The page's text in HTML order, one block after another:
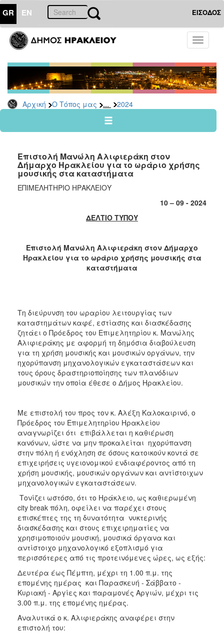
GR EN ΕΙΣΟΔΟΣ
Toggle
Αρχική Ο Τόπος μας ... 2024
ΤΟΠΟΣ
ΜΑΣ
Ανακοινώσεις
Αρχείο
2026
2024
2022
2021
2020
2016
ΔΗΜΟΣ
ΠΟΛΙΤΙΣΜΟΣ
Επιστολή Μανώλη Αλιφιεράκη στον
Δήμαρχο Ηρακλείου για το ωράριο χρήσης
μουσικής στα καταστήματα
ΕΠΙΜΕΛΗΤΗΡΙΟ ΗΡΑΚΛΕΙΟΥ
10 – 09 - 2024
ΔΕΛΤΙΟ ΤΥΠΟΥ
Επιστολή Μανώλη Αλιφιεράκη στον Δήμαρχο
Ηρακλείου για το ωράριο χρήσης μουσικής στα
καταστήματα
Τη διεύρυνση του ωραρίου λειτουργίας των
καταστημάτων καφέ, εστίασης και διασκέδασης
ζητάει ο Πρόεδρος του Επιμελητηρίου κ. Μανώλης
Αλιφιεράκης με αφορμή τη δημόσια διαβούλευση
για τη χρήση μουσικής και μουσικών οργάνων, την
ηχορύπανση μηχανολογικών εγκαταστάσεων και
τους όρους δραστηριοποίησης των πλανόδιων
μουσικών την οποία έθεσε ο Δήμος Ηρακλείου.
Με επιστολή του προς τον κ. Αλέξη Καλοκαιρινό, ο
Πρόεδρος του Επιμελητηρίου Ηρακλείου
αναγνωρίζει ότι επιβάλλεται η καθιέρωση
κανόνων, ώστε να μην προκαλείται ηχορύπανση
στην πόλη ή ενόχληση σε όσους κατοικούν κοντά σε
επιχειρήσεις υγειονομικού ενδιαφέροντος από τη
χρήση μουσικής, μουσικών οργάνων και αντίστοιχων
μηχανολογικών εγκαταστάσεων.
Τονίζει ωστόσο, ότι το Ηράκλειο, ως καθιερωμένη
city break πόλη, οφείλει να παρέχει στους
επισκέπτες της τη δυνατότητα νυκτερινής
διασκέδασης και στους επιχειρηματίες να
χρησιμοποιούν μουσική, μουσικά όργανα και
αντίστοιχο μηχανολογικό εξοπλισμό για
περισσότερες από τις προτεινόμενες ώρες, ως εξής:
Δευτέρα έως Πέμπτη, μέχρι τη 1.00 π.μ. της
επομένης ημέρας και Παρασκευή - Σάββατο -
Κυριακή - Αργίες και παραμονές Αργιών, μέχρι τις
3.00 π.μ. της επομένης ημέρας.
Αναλυτικά ο κ. Αλιφιεράκης αναφέρει στην
επιστολή του: